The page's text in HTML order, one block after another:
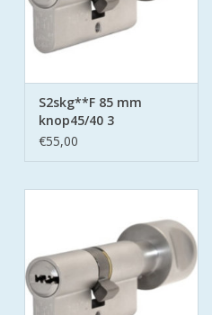
S2skg**F 85 mm
knop45/40 3
keersleutels
€55,00